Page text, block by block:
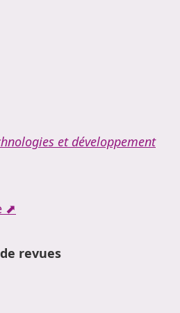
et développement
⬈
revues